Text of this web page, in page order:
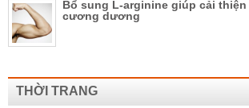
Bổ sung L-arginine giúp cải
cương dương
THỜI TRANG